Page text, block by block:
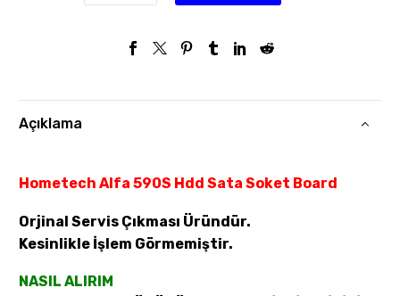
Açıklama
Hometech Alfa 590S Hdd Sata Soket Board
Orjinal Servis Çıkması Üründür.
Kesinlikle İşlem Görmemiştir.
NASIL ALIRIM